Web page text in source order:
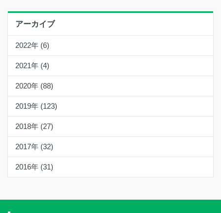
アーカイブ
2022年 (6)
2021年 (4)
2020年 (88)
2019年 (123)
2018年 (27)
2017年 (32)
2016年 (31)